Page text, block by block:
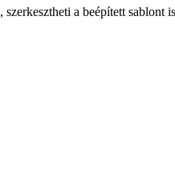
a beépített